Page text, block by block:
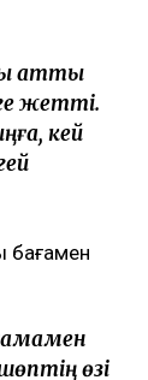
қатты
жетті.
кей
бағамен
өзі